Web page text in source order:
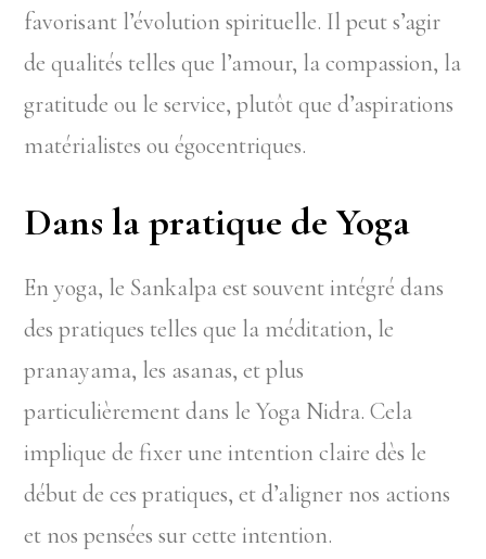
favorisant l’évolution spirituelle. Il peut s’agir
de qualités telles que l’amour, la compassion, la
gratitude ou le service, plutôt que d’aspirations
matérialistes ou égocentriques.
Dans la pratique de Yoga
En yoga, le Sankalpa est souvent intégré dans
des pratiques telles que la méditation, le
pranayama, les asanas, et plus
particulièrement dans le Yoga Nidra. Cela
implique de fixer une intention claire dès le
début de ces pratiques, et d’aligner nos actions
et nos pensées sur cette intention.